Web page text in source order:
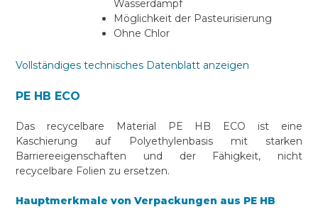
Wasserdampf
Möglichkeit der Pasteurisierung
Ohne Chlor
Vollständiges technisches Datenblatt anzeigen
PE HB ECO
Das recycelbare Material PE HB ECO ist eine
Kaschierung auf Polyethylenbasis mit starken
Barriereeigenschaften und der Fähigkeit, nicht
recycelbare Folien zu ersetzen.
Hauptmerkmale von Verpackungen aus PE HB